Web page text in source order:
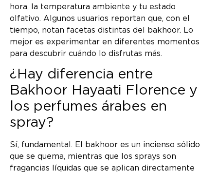
hora, la temperatura ambiente y tu estado
olfativo. Algunos usuarios reportan que, con el
tiempo, notan facetas distintas del bakhoor. Lo
mejor es experimentar en diferentes momentos
para descubrir cuándo lo disfrutas más.
¿Hay diferencia entre
Bakhoor Hayaati Florence y
los perfumes árabes en
spray?
Sí, fundamental. El bakhoor es un incienso sólido
que se quema, mientras que los sprays son
fragancias líquidas que se aplican directamente